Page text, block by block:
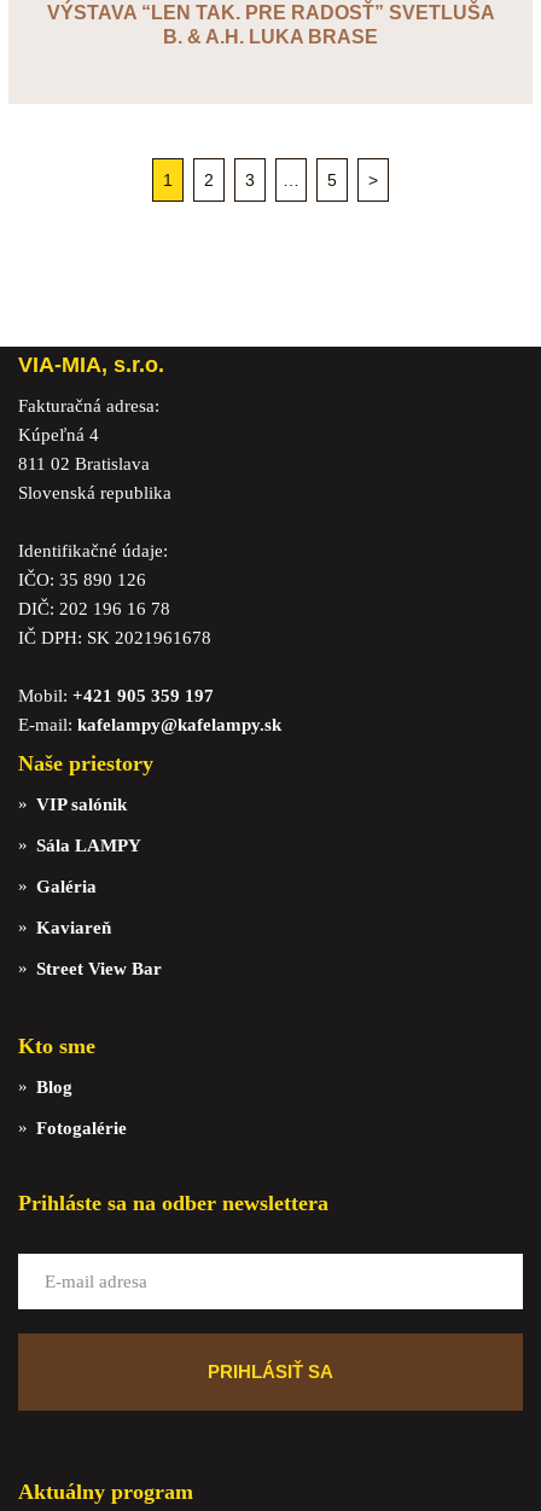
VÝSTAVA “LEN TAK. PRE RADOSŤ” SVETLUŠA
B. & A.H. LUKA BRASE
1 2 3 5 >
VIA-MIA, s.r.o.
Fakturačná adresa:
Kúpeľná 4
811 02 Bratislava
Slovenská republika
Identifikačné údaje:
IČO: 35 890 126
DIČ: 202 196 16 78
IČ DPH: SK 2021961678
Mobil: +421 905 359 197
E-mail: kafelampy@kafelampy.sk
Naše priestory
VIP salónik
Sála LAMPY
Galéria
Kaviareň
Street View Bar
Kto sme
Blog
Fotogalérie
Prihláste sa na odber newslettera
Aktuálny program